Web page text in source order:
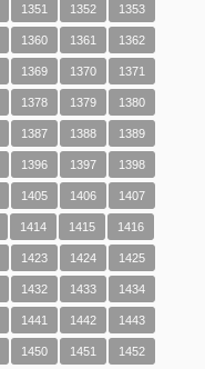
1351 1352 1353
1360 1361 1362
1369 1370 1371
1378 1379 1380
1387 1388 1389
1396 1397 1398
1405 1406 1407
1414 1415 1416
1423 1424 1425
1432 1433 1434
1441 1442 1443
1450 1451 1452